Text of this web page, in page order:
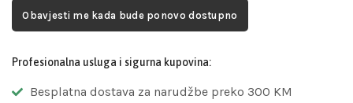
Obavjesti me kada bude ponovo dostupno
Profesionalna usluga i sigurna kupovina:
Besplatna dostava za narudžbe preko 300 KM